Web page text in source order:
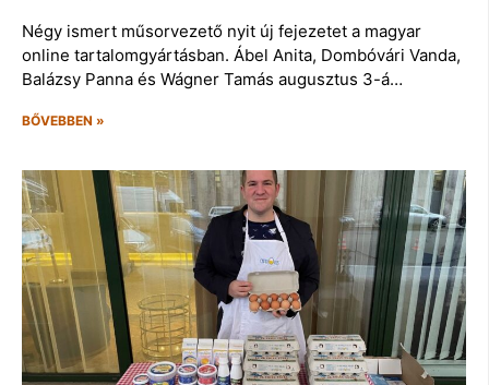
Négy ismert műsorvezető nyit új fejezetet a magyar
online tartalomgyártásban. Ábel Anita, Dombóvári Vanda,
Balázsy Panna és Wágner Tamás augusztus 3-á…
BŐVEBBEN »